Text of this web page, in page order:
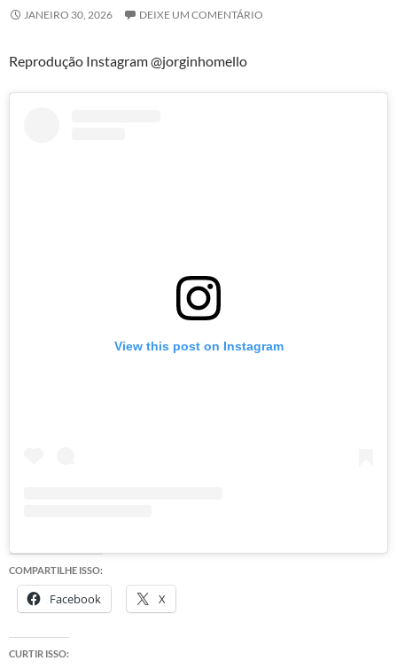
JANEIRO 30, 2026 DEIXE UM COMENTÁRIO
Reprodução Instagram @jorginhomello
View this post on Instagram
COMPARTILHE ISSO:
Facebook X
CURTIR ISSO: